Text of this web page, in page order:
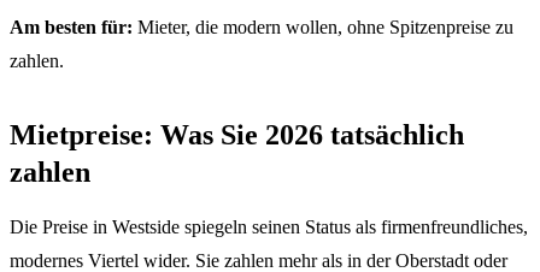
Am besten für: Mieter, die modern wollen, ohne Spitzenpreise zu
zahlen.
Mietpreise: Was Sie 2026 tatsächlich
zahlen
Die Preise in Westside spiegeln seinen Status als firmenfreundliches,
modernes Viertel wider. Sie zahlen mehr als in der Oberstadt oder